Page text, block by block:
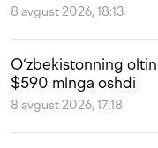
8 avgust 2026, 18:13
O‘zbekistonning
$590 mlnga oshdi
8 avgust 2026, 17:18